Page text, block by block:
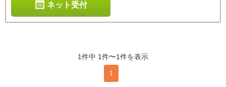
ネット受付
1件中 1件〜1件を表示
1